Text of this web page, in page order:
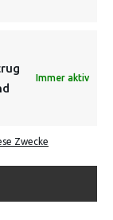
Immer aktiv
Zwecke
Bitte prüfe